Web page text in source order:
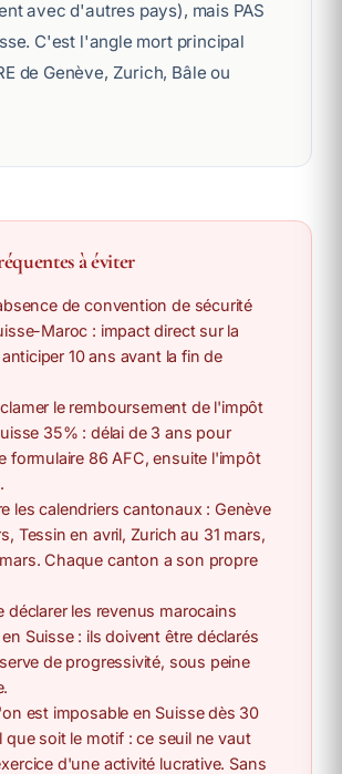
avec d'autres pays), mais PAS
C'est l'angle mort principal
de Genève, Zurich, Bâle ou
à éviter
de convention de sécurité
Maroc : impact direct sur la
10 ans avant la fin de
le remboursement de l'impôt
35% : délai de 3 ans pour
formulaire 86 AFC, ensuite l'impôt
les calendriers cantonaux : Genève
Tessin en avril, Zurich au 31 mars,
Chaque canton a son propre
déclarer les revenus marocains
Suisse : ils doivent être déclarés
de progressivité, sous peine
est imposable en Suisse dès 30
que soit le motif : ce seuil ne vaut
d'une activité lucrative. Sans